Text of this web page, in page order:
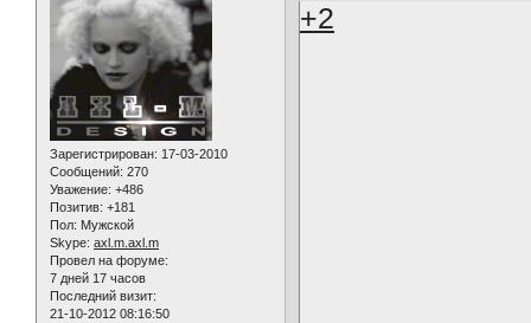
Зарегистрирован: 17-03-2010
Сообщений: 270
Уважение: +486
Позитив: +181
Пол: Мужской
Skype: axl.m.axl.m
Провел на форуме:
7 дней 17 часов
Последний визит:
21-10-2012 08:16:50
+2